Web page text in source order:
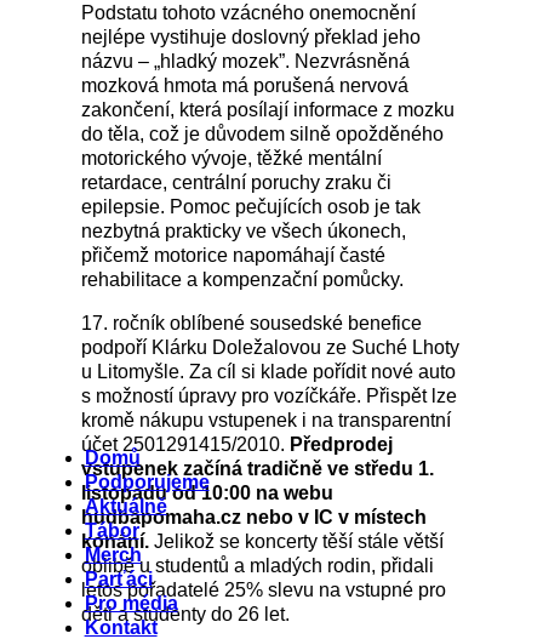
Podstatu tohoto vzácného onemocnění
nejlépe vystihuje doslovný překlad jeho
názvu –„hladký mozek”. Nezvrásněná
mozková hmota má porušená nervová
zakončení, která posílají informace z mozku
do těla, což je důvodem silně opožděného
motorického vývoje, těžké mentální
retardace, centrální poruchy zraku či
epilepsie. Pomoc pečujících osob je tak
nezbytná prakticky ve všech úkonech,
přičemž motorice napomáhají časté
rehabilitace a kompenzační pomůcky.
17. ročník oblíbené sousedské benefice
podpoří Klárku Doležalovou ze Suché Lhoty
u Litomyšle. Za cíl si klade pořídit nové auto
s možností úpravy pro vozíčkáře. Přispět lze
kromě nákupu vstupenek i na transparentní
účet 2501291415/2010. Předprodej
vstupenek začíná tradičně ve středu 1.
listopadu od 10:00 na webu
hudbapomaha.cz nebo v IC v místech
konání.Jelikož se koncerty těší stále větší
oblibě u studentů a mladých rodin, přidali
letos pořadatelé 25% slevu na vstupné pro
děti a studenty do 26 let.
MenuDomů
Podporujeme
Aktuálně
Tábor
Merch
Parťáci
Pro média
Kontakt